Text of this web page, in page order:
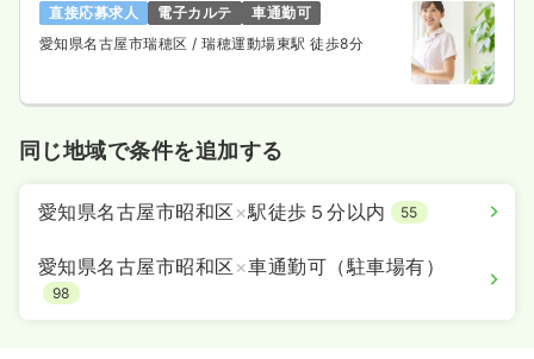
直接応募求人 電子カルテ
車通勤可
愛知県名古屋市瑞穂区/ 瑞穂運動場東駅 徒歩8分
同じ地域で条件を追加する
愛知県名古屋市昭和区 ×駅徒歩５分以内 55
愛知県名古屋市昭和区 ×車通勤可（駐車場有）
98